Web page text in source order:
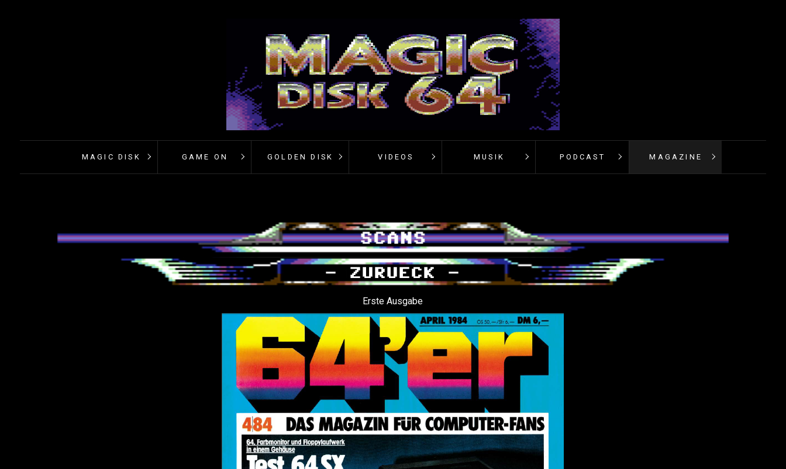
MAGIC DISK GAME ON GOLDEN DISK VIDEOS MUSIK PODCAST MAGAZINE
Erste Ausgabe